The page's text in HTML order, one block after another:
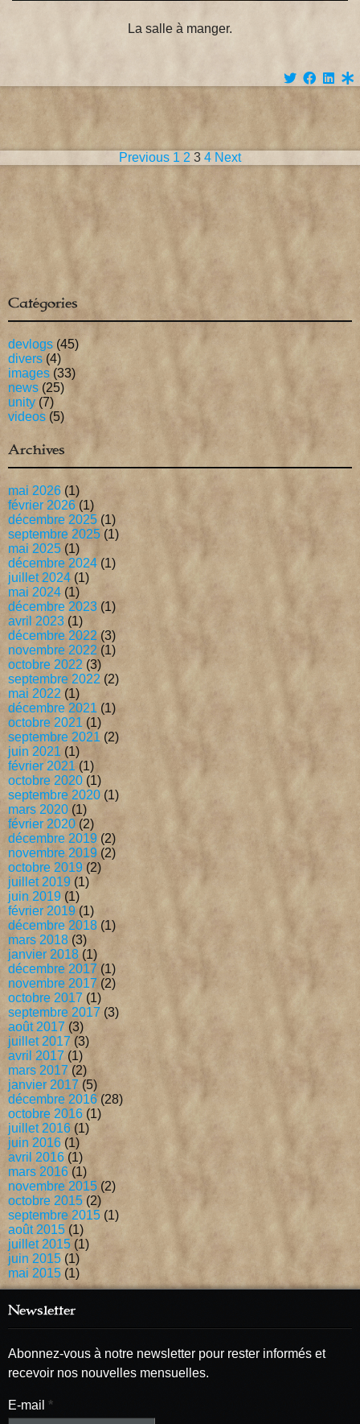
La salle à manger.
Pagination
des
publications
Previous 1 2 3 4 Next
Catégories
devlogs (45)
divers (4)
images (33)
news (25)
unity (7)
videos (5)
Archives
mai 2026 (1)
février 2026 (1)
décembre 2025 (1)
septembre 2025 (1)
mai 2025 (1)
décembre 2024 (1)
juillet 2024 (1)
mai 2024 (1)
décembre 2023 (1)
avril 2023 (1)
décembre 2022 (3)
novembre 2022 (1)
octobre 2022 (3)
septembre 2022 (2)
mai 2022 (1)
décembre 2021 (1)
octobre 2021 (1)
septembre 2021 (2)
juin 2021 (1)
février 2021 (1)
octobre 2020 (1)
septembre 2020 (1)
mars 2020 (1)
février 2020 (2)
décembre 2019 (2)
novembre 2019(2)
octobre 2019 (2)
juillet 2019 (1)
juin 2019 (1)
février 2019 (1)
décembre 2018 (1)
mars 2018 (3)
janvier 2018 (1)
décembre 2017 (1)
novembre 2017 (2)
octobre 2017 (1)
septembre 2017 (3)
août 2017 (3)
juillet 2017 (3)
avril 2017 (1)
mars 2017 (2)
janvier 2017 (5)
décembre 2016(28)
octobre 2016 (1)
juillet 2016 (1)
juin 2016 (1)
avril 2016 (1)
mars 2016 (1)
novembre 2015 (2)
octobre 2015 (2)
septembre 2015 (1)
août 2015 (1)
juillet 2015 (1)
juin 2015 (1)
mai 2015 (1)
Newsletter
Abonnez-vous à notre newsletter pour rester informés et
recevoir nos nouvelles mensuelles.
E-mail *